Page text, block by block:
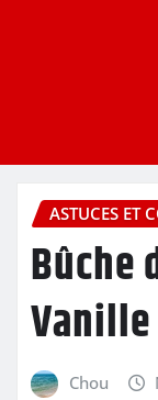
ASTUCES ET
Bûche
Chou